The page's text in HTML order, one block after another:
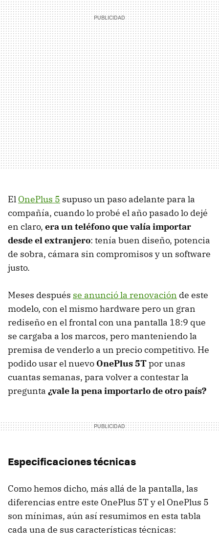
El OnePlus 5 supuso un paso adelante para la
compañía, cuando lo probé el año pasado lo dejé
en claro, era un teléfono que valía importar
desde el extranjero: tenía buen diseño, potencia
de sobra, cámara sin compromisos y un software
justo.
Meses después se anunció la renovación de este
modelo, con el mismo hardware pero un gran
rediseño en el frontal con una pantalla 18:9 que
se cargaba a los marcos, pero manteniendo la
premisa de venderlo a un precio competitivo. He
podido usar el nuevo OnePlus 5Tpor unas
cuantas semanas, para volver a contestar la
pregunta ¿vale la pena importarlo de otro país?
Especificaciones técnicas
Como hemos dicho, más allá de la pantalla, las
diferencias entre este OnePlus 5T y el OnePlus 5
son mínimas, aún así resumimos en esta tabla
cada una de sus características técnicas: